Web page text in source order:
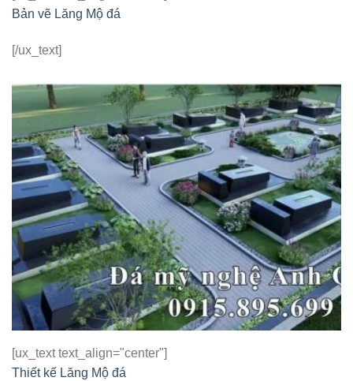
Bản vẽ Lăng Mộ đá
[/ux_text]
[ux_text text_align="center"]
Thiết kế Lăng Mộ đá